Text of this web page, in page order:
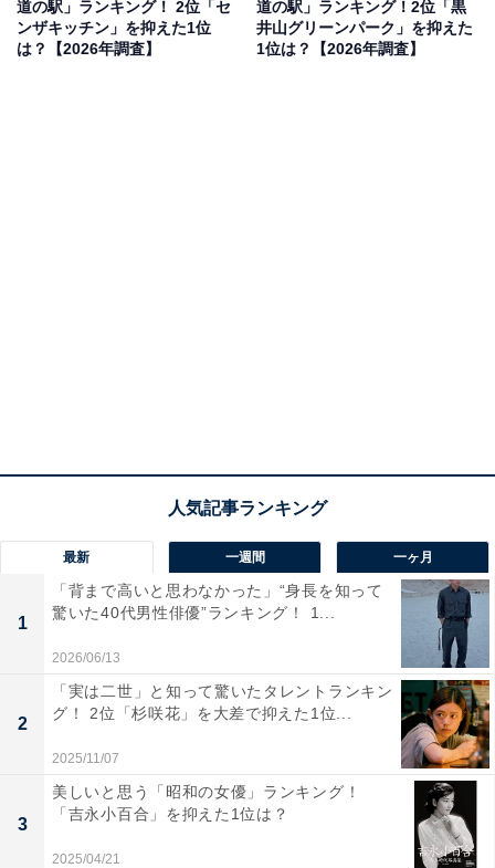
見を断定的に示すものではありません
（30代男性／大阪府）、「冬は周囲が白く染まり、どん
ぐり村全体が絵本のような風景に。木の建物と雪の相性
がよく、ほっとする雰囲気に包まれるから」（50代男性
／青森県）といった声が集まりました。
道の駅」ランキング！ 2位「セ
ンザキッチン」を抑えた1位
は？【2026年調査】
道の駅」ランキング！2位「黒
井山グリーンパーク」を抑えた
1位は？【2026年調査】
最新 一週間 一ヶ月
1
「背まで高いと思わなかった」“身長を知って
驚いた40代男性俳優”ランキング！ 1...
2026/06/13
2
「実は二世」と知って驚いたタレントランキン
グ！ 2位「杉咲花」を大差で抑えた1位...
2025/11/07
3
美しいと思う「昭和の女優」ランキング！
「吉永小百合」を抑えた1位は？
2025/04/21